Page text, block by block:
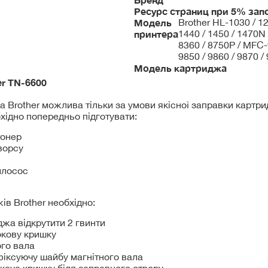
Ресурс страниц при 5%
Модель
принтера
Brother HL-1030 /
1440 / 1450 /
8360 / 8750P /
9850 / 9860 / 9870 /
Модель картриджа
TN-6600
Brother можлива тільки за умови якісної заправки
попередньо підготувати:
Brother необхідно:
відкрутити 2 гвинти
кришку
вала
шайбу магнітного вала